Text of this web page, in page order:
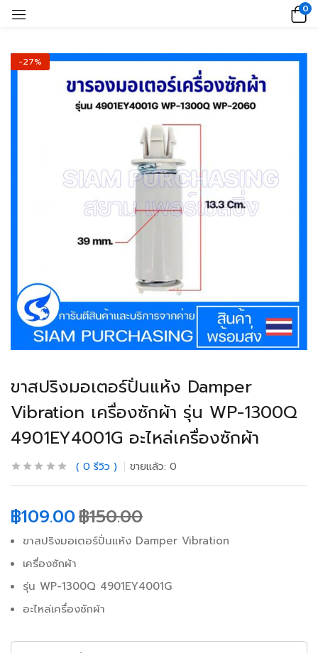
0
-27%
ขาสปริงมอเตอร์ปั่นแห้ง Damper
Vibration เครื่องซักผ้า รุ่น WP-1300Q
4901EY4001G อะไหล่เครื่องซักผ้า
0 รีวิว ขายแล้ว: 0
฿109.00฿150.00
ขาสปริงมอเตอร์ปั่นแห้ง Damper Vibration
เครื่องซักผ้า
รุ่น WP-1300Q 4901EY4001G
อะไหล่เครื่องซักผ้า